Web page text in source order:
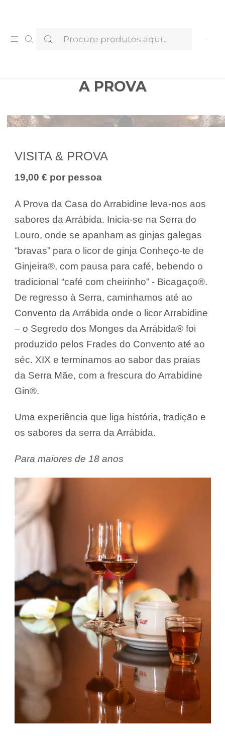
A PROVA
VISITA & PROVA
19,00 € por pessoa
A Prova da Casa do Arrabidine leva-nos aos
sabores da Arrábida. Inicia-se na Serra do
Louro, onde se apanham as ginjas galegas
“bravas” para o licor de ginja Conheço-te de
Ginjeira®, com pausa para café, bebendo o
tradicional “café com cheirinho” - Bicagaço®.
De regresso à Serra, caminhamos até ao
Convento da Arrábida onde o licor Arrabidine
– o Segredo dos Monges da Arrábida® foi
produzido pelos Frades do Convento até ao
séc. XIX e terminamos ao sabor das praias
da Serra Mãe, com a frescura do Arrabidine
Gin®.
Uma experiência que liga história, tradição e
os sabores da serra da Arrábida.
Para maiores de 18 anos